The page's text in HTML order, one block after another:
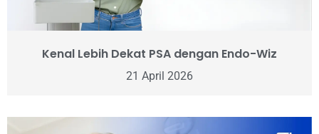
Kenal Lebih Dekat PSA dengan Endo-Wiz
21 April 2026